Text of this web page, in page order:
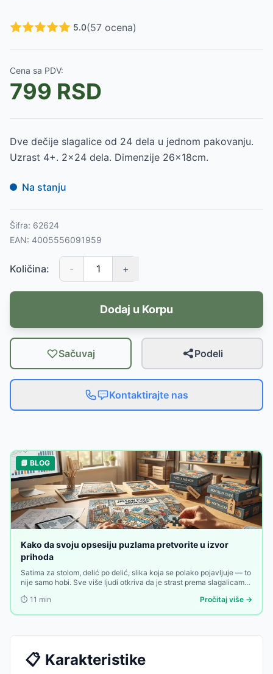
5.0(57 ocena)
Cena sa PDV:
799 RSD
Dve dečije slagalice od 24 dela u jednom pakovanju.
Uzrast 4+. 2x24 dela. Dimenzije 26x18cm.
Na stanju
Šifra: 62624
EAN: 4005556091959
Količina: - +
Dodaj u Korpu
Sačuvaj Podeli
Kontaktirajte nas
📘 BLOG
Kako da svoju opsesiju puzlama pretvorite u izvor
prihoda
Satima za stolom, delić po delić, slika koja se polako pojavljuje — to
nije samo hobi. Sve više ljudi otkriva da je strast prema slagalicama
⏱️ 11 min Pročitaj više →
📋 Karakteristike